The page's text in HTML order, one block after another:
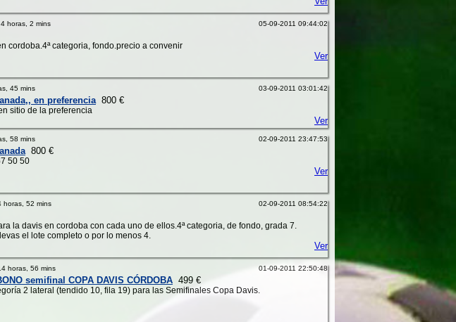
horas, 2 mins 05-09-2011 09:44:02
cordoba.4ª categoria, fondo.precio a convenir
Ver
45 mins 03-09-2011 03:01:42
en preferencia800 €
sitio de la preferencia
Ver
58 mins 02-09-2011 23:47:53
800 €
50 50
Ver
horas, 52 mins 02-09-2011 08:54:22
la davis en cordoba con cada uno de ellos.4ª categoria, de fondo, grada 7.
el lote completo o por lo menos 4.
Ver
horas, 56 mins 01-09-2011 22:50:48
semifinal COPA DAVIS CÓRDOBA 499 €
2 lateral (tendido 10, fila 19) para las Semifinales Copa Davis.